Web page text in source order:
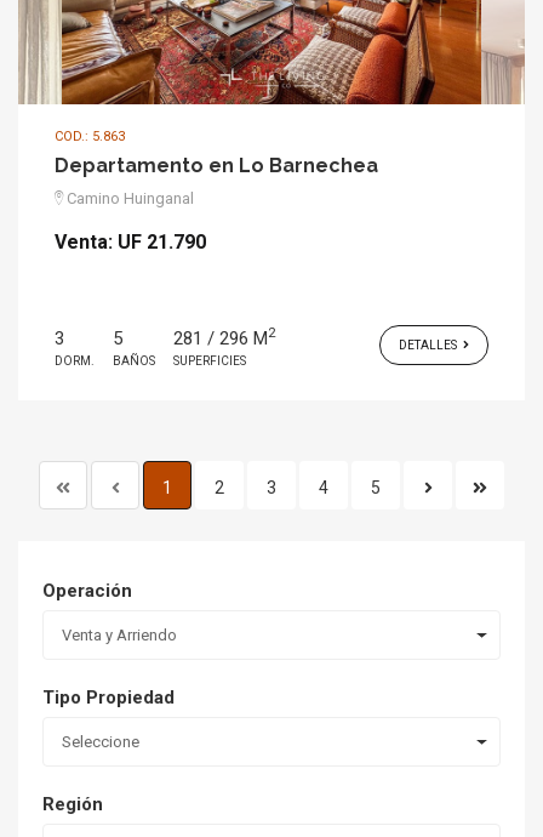
COD.: 5.863
Departamento en Lo Barnechea
Camino Huinganal
Venta: UF 21.790
3
DORM.
5
BAÑOS
281 / 296 M2
SUPERFICIES
DETALLES
1 2 3 4 5
Operación
Venta y Arriendo
Tipo Propiedad
Seleccione
Región